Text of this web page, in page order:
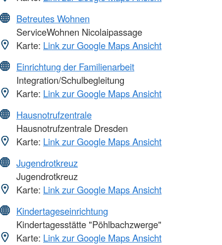
Betreutes Wohnen
ServiceWohnen Nicolaipassage
Karte: Link zur Google Maps Ansicht
Einrichtung der Familienarbeit
Integration/Schulbegleitung
Karte: Link zur Google Maps Ansicht
Hausnotrufzentrale
Hausnotrufzentrale Dresden
Karte: Link zur Google Maps Ansicht
Jugendrotkreuz
Jugendrotkreuz
Karte: Link zur Google Maps Ansicht
Kindertageseinrichtung
Kindertagesstätte "Pöhlbachzwerge"
Karte: Link zur Google Maps Ansicht